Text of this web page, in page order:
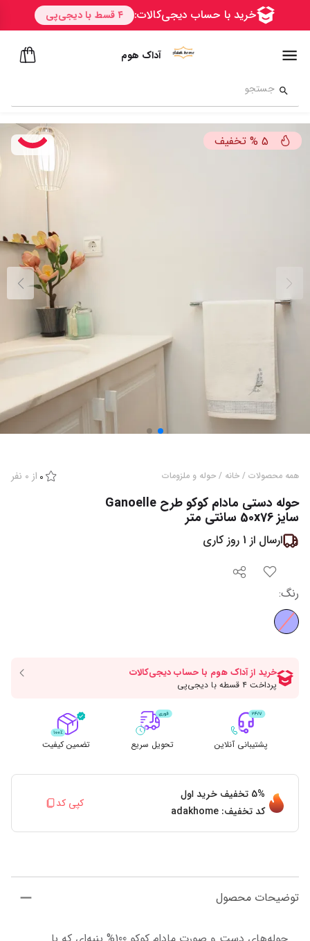
آداک هوم
5
% تخفیف
همه محصولات / خانه / حوله و ملزومات 0 از 0 نفر
حوله دستی مادام کوکو طرح Ganoelle
سایز 50x76 سانتی متر
ارسال از 1 روز کاری
رنگ:
پشتیبانی آنلاین تحویل سریع تضمین کیفیت
5% تخفیف خرید اول
کد تخفیف: adakhome
کپی کد
توضیحات محصول